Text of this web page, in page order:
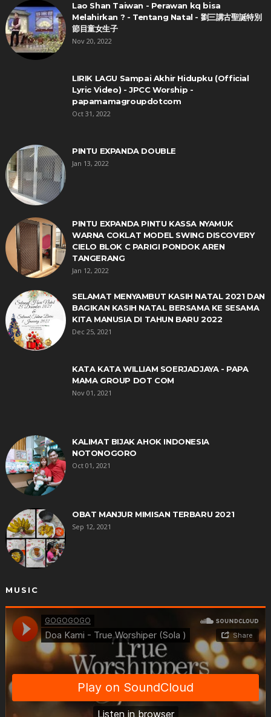
Lao Shan Taiwan - Perawan kq bisa
Melahirkan ? - Tentang Natal - 劉三講古聖誕特別
節目童女生子
Nov 20, 2022
LIRIK LAGU Sampai Akhir Hidupku (Official
Lyric Video) - JPCC Worship -
papamamagroupdotcom
Oct 31, 2022
PINTU EXPANDA DOUBLE
Jan 13, 2022
PINTU EXPANDA PINTU KASSA NYAMUK
WARNA COKLAT MODEL SWING DISCOVERY
CIELO BLOK C PARIGI PONDOK AREN
TANGERANG
Jan 12, 2022
SELAMAT MENYAMBUT KASIH NATAL 2021 DAN
BAGIKAN KASIH NATAL BERSAMA KE SESAMA
KITA MANUSIA DI TAHUN BARU 2022
Dec 25, 2021
KATA KATA WILLIAM SOERJADJAYA - PAPA
MAMA GROUP DOT COM
Nov 01, 2021
KALIMAT BIJAK AHOK INDONESIA
NOTONOGORO
Oct 01, 2021
OBAT MANJUR MIMISAN TERBARU 2021
Sep 12, 2021
MUSIC